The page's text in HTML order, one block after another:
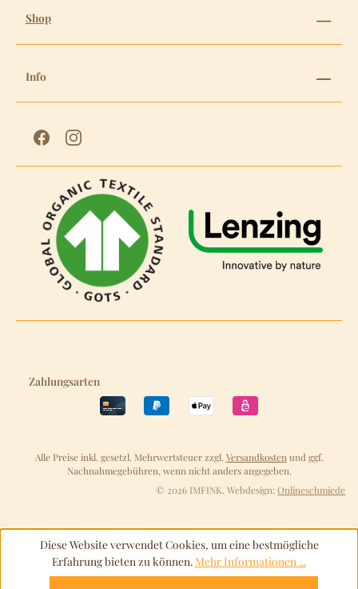
Shop
Info
Zahlungsarten
Alle Preise inkl. gesetzl. Mehrwertsteuer zzgl. Versandkosten und ggf.
Nachnahmegebühren, wenn nicht anders angegeben.
© 2026 IMFINK. Webdesign:Onlineschmiede
Diese Website verwendet Cookies, um eine bestmögliche
Erfahrung bieten zu können.Mehr Informationen ...